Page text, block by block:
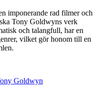
imponerande rad filmer och
Tony Goldwyns verk
och talangfull, har en
vilket gör honom till en
Goldwyn